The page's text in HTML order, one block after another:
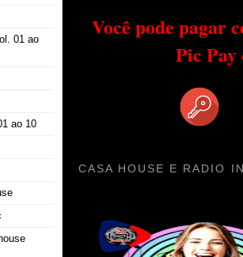
01 ao
ao 10
Você pode pagar
Pic
CASA HOUSE E RADIO